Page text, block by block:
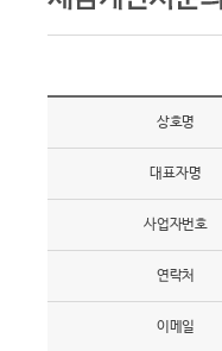
상호명
대표자명
사업자번호
연락처
이메일